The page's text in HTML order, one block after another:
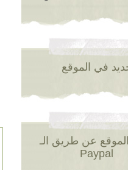
في الموقع
عن طريق الـ
Paypal